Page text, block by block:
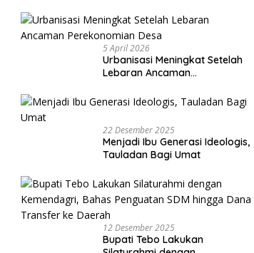
5 April 2026
Urbanisasi Meningkat Setelah
Lebaran Ancaman
22 Desember 2025
Menjadi Ibu Generasi Ideologis,
Tauladan Bagi Umat
12 Desember 2025
Bupati Tebo Lakukan